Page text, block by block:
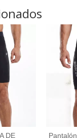
DE